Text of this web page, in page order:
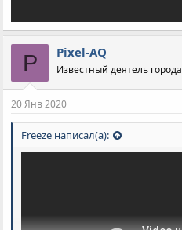
P Pixel-AQ
Известный деятель города
20 Янв 2020
Freeze написал(а):